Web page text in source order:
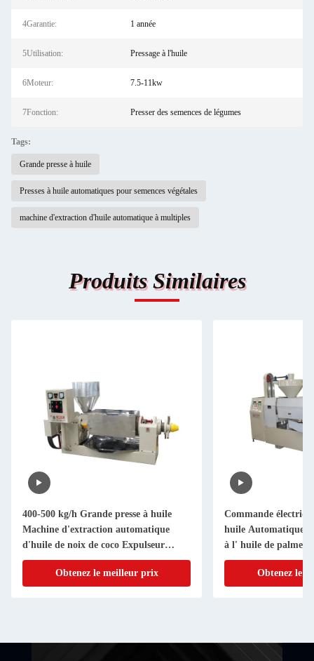
4Garantie: 1 année
5Utilisation: Pressage à l'huile
6Moteur: 7.5-11kw
7Fonction: Presser des semences de légumes
Tags:
Grande presse à huile
Presses à huile automatiques pour semences végétales
machine d'extraction d'huile automatique à multiples
Produits Similaires
400-500 kg/h Grande presse à huile
Machine d'extraction automatique
d'huile de noix de coco Expulseur
d'huile
Obtenez le meilleur prix
Commande
huile Automatique
à l' huile de palme
noix de coco
Obtenez le